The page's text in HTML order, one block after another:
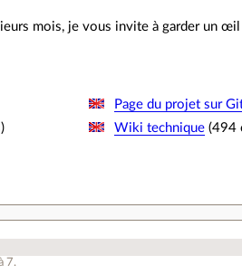
mois, je vous invite à garder un
Page du projet sur
Wiki technique (494
7.